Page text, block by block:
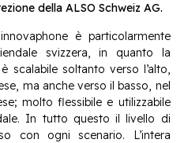
della ALSO Schweiz AG.
è particolarmente
svizzera, in quanto la
scalabile soltanto verso l’alto,
ma anche verso il basso, nel
molto flessibile e utilizzabile
In tutto questo il livello di
con ogni scenario. L’intera